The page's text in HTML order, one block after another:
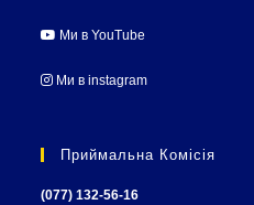
Ми в YouTube
Ми в instagram
Приймальна Комісія
(077) 132-56-16